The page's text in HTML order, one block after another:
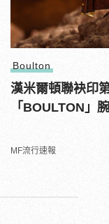
Boulton
漢米爾頓聯袂印
「BOULTON」
MF流行速報